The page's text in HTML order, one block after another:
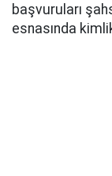
başvuruları
esnasında